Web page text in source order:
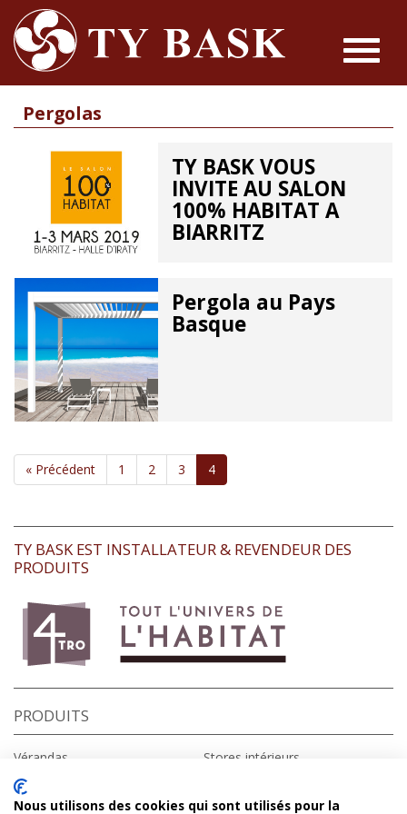
Toggle
Pergolas
TY BASK VOUS
INVITE AU SALON
100% HABITAT A
BIARRITZ
Pergola au Pays
Basque
« Précédent 1 2 3 4
TY BASK EST INSTALLATEUR & REVENDEUR DES
PRODUITS
PRODUITS
Vérandas
Fenêtres
Portes d’entrée
Stores intérieurs
Nous utilisons des cookies qui sont utilisés pour la